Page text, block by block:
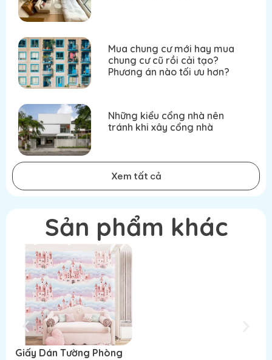
Mua chung cư mới hay mua
chung cư cũ rồi cải tạo?
Phương án nào tối ưu hơn?
Những kiểu cổng nhà nên
tránh khi xây cổng nhà
Xem tất cả
Sản phẩm khác
Giấy Dán Tường Phòng